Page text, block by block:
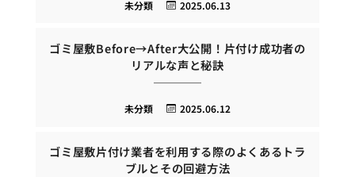
2025.06.13
未分類
ゴミ屋敷Before→After大公開！片付け成功者の
リアルな声と秘訣
2025.06.12
未分類
ゴミ屋敷片付け業者を利用する際のよくあるトラ
ブルとその回避方法